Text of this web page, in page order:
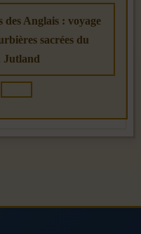
Anglais : voyage
sacrées du
Jutland